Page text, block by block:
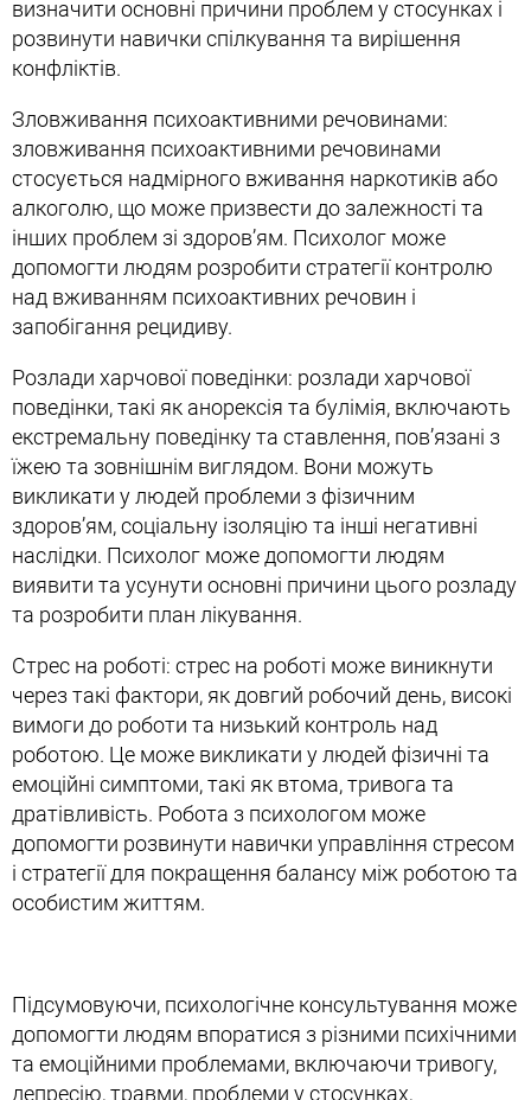
визначити основні причини проблем у стосунках і
розвинути навички спілкування та вирішення
конфліктів.
Зловживання психоактивними речовинами:
зловживання психоактивними речовинами
стосується надмірного вживання наркотиків або
алкоголю, що може призвести до залежності та
інших проблем зі здоров’ям. Психолог може
допомогти людям розробити стратегії контролю
над вживанням психоактивних речовин і
запобігання рецидиву.
Розлади харчової поведінки: розлади харчової
поведінки, такі як анорексія та булімія, включають
екстремальну поведінку та ставлення, пов’язані з
їжею та зовнішнім виглядом. Вони можуть
викликати у людей проблеми з фізичним
здоров’ям, соціальну ізоляцію та інші негативні
наслідки. Психолог може допомогти людям
виявити та усунути основні причини цього розладу
та розробити план лікування.
Стрес на роботі: стрес на роботі може виникнути
через такі фактори, як довгий робочий день, високі
вимоги до роботи та низький контроль над
роботою. Це може викликати у людей фізичні та
емоційні симптоми, такі як втома, тривога та
дратівливість. Робота з психологом може
допомогти розвинути навички управління стресом
і стратегії для покращення балансу між роботою та
особистим життям.
Підсумовуючи, психологічне консультування може
допомогти людям впоратися з різними психічними
та емоційними проблемами, включаючи тривогу,
депресію, травми, проблеми у стосунках,